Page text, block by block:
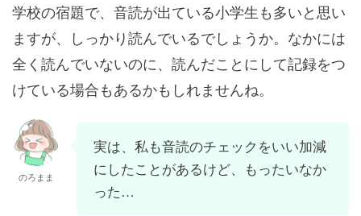
学校の宿題で、音読が出ている小学生も多いと思い
ますが、しっかり読んでいるでしょうか。なかには
全く読んでいないのに、読んだことにして記録をつ
けている場合もあるかもしれませんね。
のろまま
実は、私も音読のチェックをいい加減
にしたことがあるけど、もったいなか
った…